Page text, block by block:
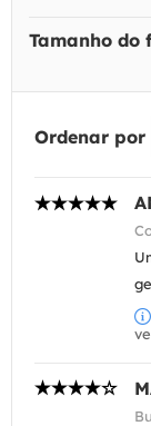
Tamanho do
Ordenar por